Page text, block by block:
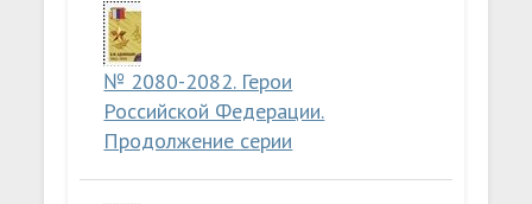
№ 2080-2082. Герои
Российской Федерации.
Продолжение серии